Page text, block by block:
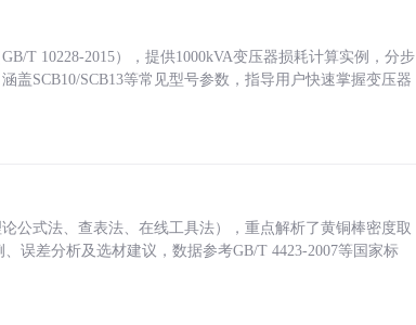
T 10228-2015），提供1000kVA变压器损耗计算实例，分步
SCB10/SCB13等常见型号参数，指导用户快速掌握变压器
公式法、查表法、在线工具法），重点解析了黄铜棒密度取
误差分析及选材建议，数据参考GB/T 4423-2007等国家标